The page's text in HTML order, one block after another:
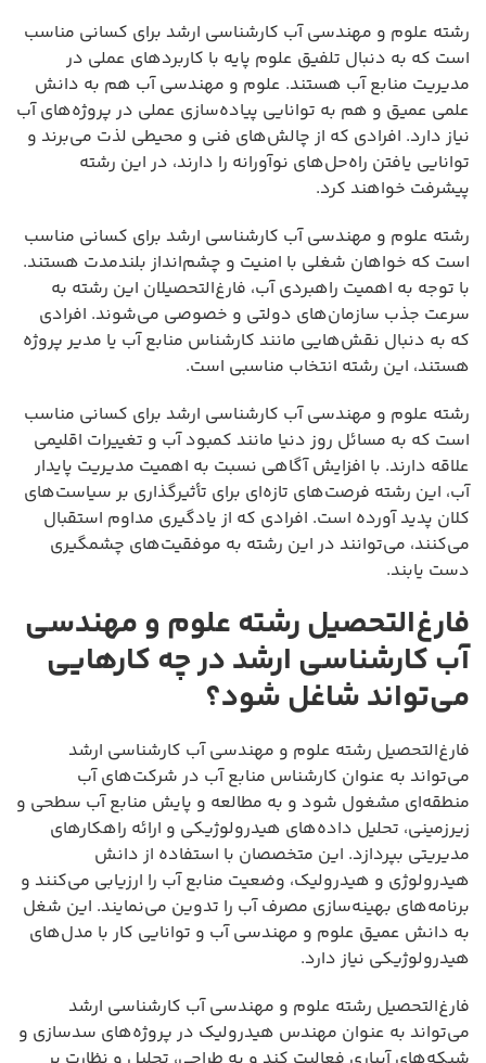
رشته علوم و مهندسی آب کارشناسی ارشد برای کسانی مناسب
است که به دنبال تلفیق علوم پایه با کاربردهای عملی در
مدیریت منابع آب هستند. علوم و مهندسی آب هم به دانش
علمی عمیق و هم به توانایی پیاده‌سازی عملی در پروژه‌های آب
نیاز دارد. افرادی که از چالش‌های فنی و محیطی لذت می‌برند و
توانایی یافتن راه‌حل‌های نوآورانه را دارند، در این رشته
پیشرفت خواهند کرد.
رشته علوم و مهندسی آب کارشناسی ارشد برای کسانی مناسب
است که خواهان شغلی با امنیت و چشم‌انداز بلندمدت هستند.
با توجه به اهمیت راهبردی آب، فارغ‌التحصیلان این رشته به
سرعت جذب سازمان‌های دولتی و خصوصی می‌شوند. افرادی
که به دنبال نقش‌هایی مانند کارشناس منابع آب یا مدیر پروژه
هستند، این رشته انتخاب مناسبی است.
رشته علوم و مهندسی آب کارشناسی ارشد برای کسانی مناسب
است که به مسائل روز دنیا مانند کمبود آب و تغییرات اقلیمی
علاقه دارند. با افزایش آگاهی نسبت به اهمیت مدیریت پایدار
آب، این رشته فرصت‌های تازه‌ای برای تأثیرگذاری بر سیاست‌های
کلان پدید آورده است. افرادی که از یادگیری مداوم استقبال
می‌کنند، می‌توانند در این رشته به موفقیت‌های چشمگیری
دست یابند.
فارغ‌التحصیل رشته علوم و مهندسی
آب کارشناسی ارشد در چه کارهایی
می‌تواند شاغل شود؟
فارغ‌التحصیل رشته علوم و مهندسی آب کارشناسی ارشد
می‌تواند به عنوان کارشناس منابع آب در شرکت‌های آب
منطقه‌ای مشغول شود و به مطالعه و پایش منابع آب سطحی و
زیرزمینی، تحلیل داده‌های هیدرولوژیکی و ارائه راهکارهای
مدیریتی بپردازد. این متخصصان با استفاده از دانش
هیدرولوژی و هیدرولیک، وضعیت منابع آب را ارزیابی می‌کنند و
برنامه‌های بهینه‌سازی مصرف آب را تدوین می‌نمایند. این شغل
به دانش عمیق علوم و مهندسی آب و توانایی کار با مدل‌های
هیدرولوژیکی نیاز دارد.
فارغ‌التحصیل رشته علوم و مهندسی آب کارشناسی ارشد
می‌تواند به عنوان مهندس هیدرولیک در پروژه‌های سدسازی و